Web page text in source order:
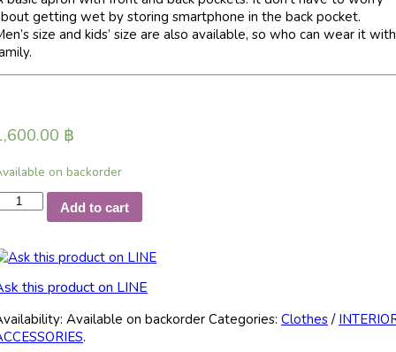
getting wet by storing smartphone in the back pocket.
size and kids’ size are also available, so who can wear it with
฿
on backorder
Add to cart
this product on LINE
Available on backorder Categories: Clothes/
.